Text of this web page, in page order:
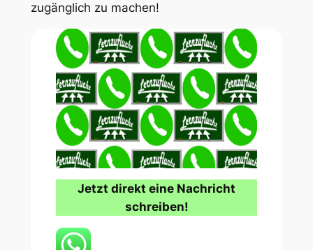
zugänglich zu machen!
Jetzt direkt eine Nachricht
schreiben!